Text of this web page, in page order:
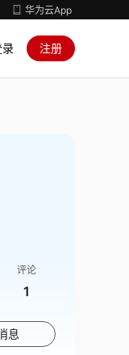
华为云App
录 注册
评论
1
息